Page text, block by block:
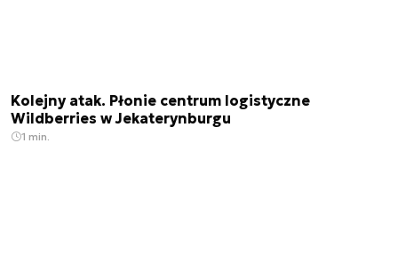
Kolejny atak. Płonie centrum logistyczne
Wildberries w Jekaterynburgu
1 min.